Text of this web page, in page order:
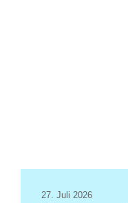
27. Juli 2026